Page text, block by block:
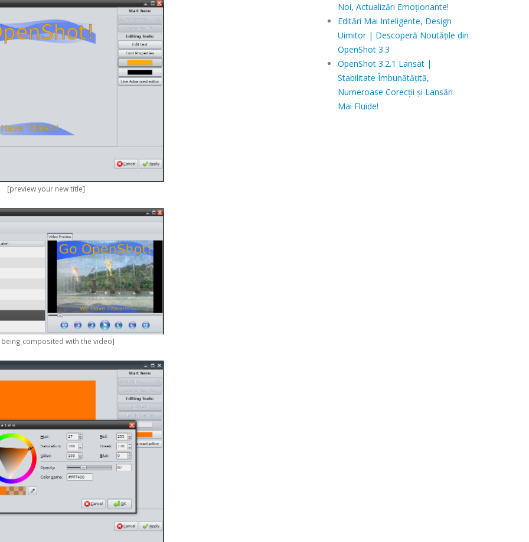
[preview your new title]
composited with the video]
Noi, Actualizări Emoționante!
Editări Mai Inteligente, Design
Uimitor | Descoperă Noutățile din
OpenShot 3.3
OpenShot 3.2.1 Lansat |
Stabilitate Îmbunătățită,
Numeroase Corecții și Lansări
Mai Fluide!